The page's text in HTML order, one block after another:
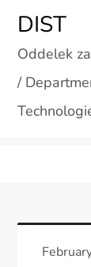
content
DIST
Oddelek
/